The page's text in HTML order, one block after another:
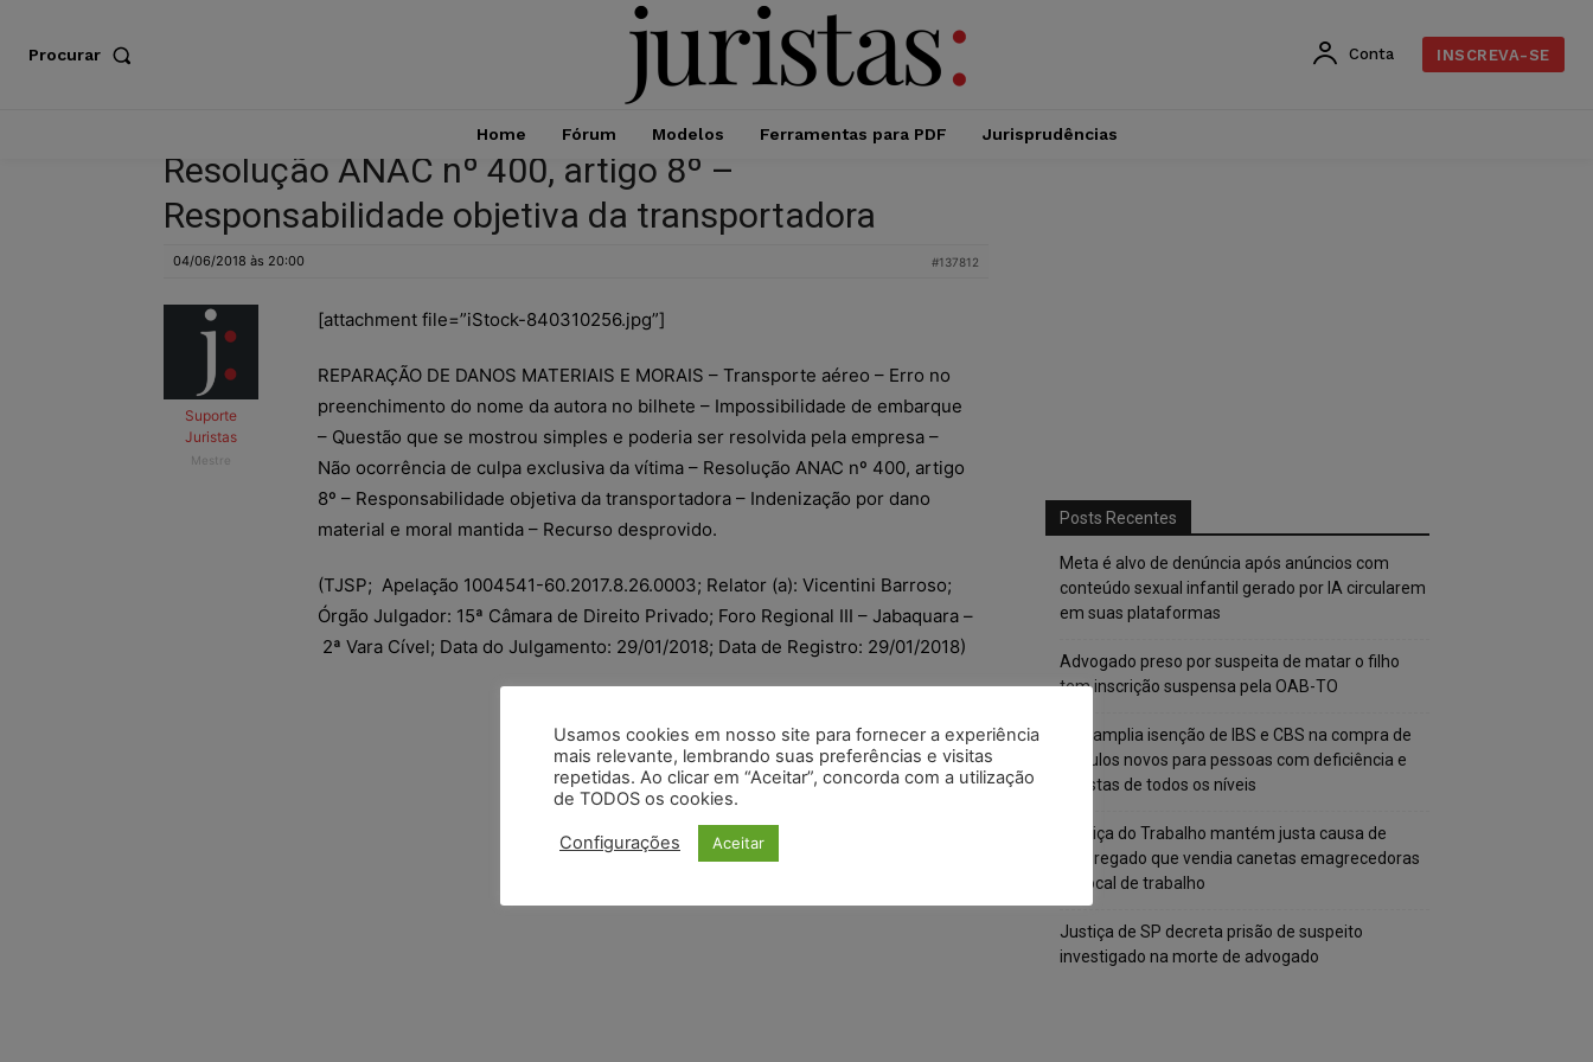
Procurar Conta INSCREVA-SE
Home Fórum Modelos Ferramentas para PDF Jurisprudências
Resolução ANAC nº 400, artigo 8º –
Responsabilidade objetiva da transportadora
04/06/2018 às 20:00 #137812
Suporte
Juristas
Mestre
[attachment file=”iStock-840310256.jpg”]
REPARAÇÃO DE DANOS MATERIAIS E MORAIS – Transporte aéreo – Erro no
preenchimento do nome da autora no bilhete – Impossibilidade de embarque
– Questão que se mostrou simples e poderia ser resolvida pela empresa –
Não ocorrência de culpa exclusiva da vítima – Resolução ANAC nº 400, artigo
8º – Responsabilidade objetiva da transportadora – Indenização por dano
material e moral mantida – Recurso desprovido.
(TJSP; Apelação 1004541-60.2017.8.26.0003; Relator (a): Vicentini Barroso;
Órgão Julgador: 15ª Câmara de Direito Privado; Foro Regional III – Jabaquara –
2ª Vara Cível; Data do Julgamento: 29/01/2018; Data de Registro: 29/01/2018)
Posts Recentes
Meta é alvo de denúncia após anúncios com
conteúdo sexual infantil gerado por IA circularem
em suas plataformas
Advogado preso por suspeita de matar o filho
tem inscrição suspensa pela OAB-TO
STF amplia isenção de IBS e CBS na compra de
veículos novos para pessoas com deficiência e
autistas de todos os níveis
Justiça do Trabalho mantém justa causa de
empregado que vendia canetas emagrecedoras
no local de trabalho
Justiça de SP decreta prisão de suspeito
investigado na morte de advogado
Usamos cookies em nosso site para fornecer a experiência
mais relevante, lembrando suas preferências e visitas
repetidas. Ao clicar em “Aceitar”, concorda com a utilização
de TODOS os cookies.
Configurações Aceitar